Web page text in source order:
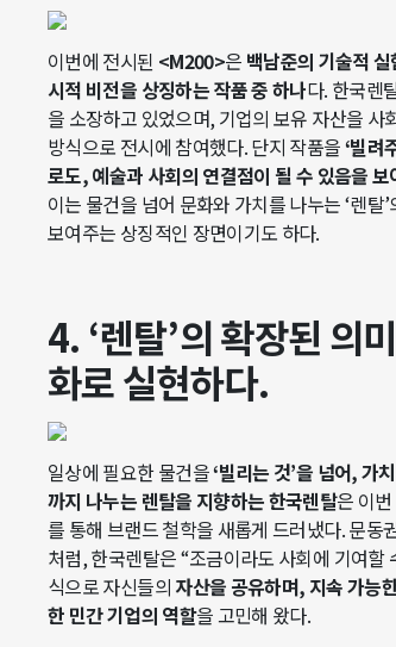
이번에 전시된 <M200>은 백남준의 기술적
시적 비전을 상징하는 작품 중 하나다. 한국렌
을 소장하고 있었으며, 기업의 보유 자산을 사
방식으로 전시에 참여했다. 단지 작품을‘빌려
로도, 예술과 사회의 연결점이 될 수 있음을 보
이는 물건을 넘어 문화와 가치를 나누는 ‘렌탈
보여주는 상징적인 장면이기도 하다.
4. ‘렌탈’의 확장된 의
화로 실현하다.
일상에 필요한 물건을‘빌리는 것’을 넘어, 가
까지 나누는 렌탈을 지향하는 한국렌탈은 이
를 통해 브랜드 철학을 새롭게 드러냈다. 문동
처럼, 한국렌탈은 “조금이라도 사회에 기여할
식으로 자신들의 자산을 공유하며, 지속 가능
한 민간 기업의 역할을 고민해 왔다.